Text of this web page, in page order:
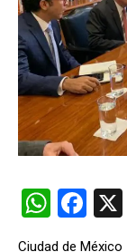
W
h
F
a
Ciudad de